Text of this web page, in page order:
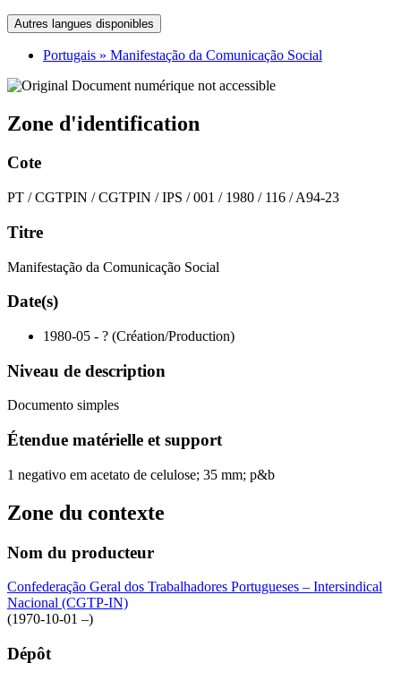
Autres langues disponibles
Portugais » Manifestação da Comunicação Social
Zone d'identification
Cote
PT / CGTPIN / CGTPIN / IPS / 001 / 1980 / 116 / A94-23
Titre
Manifestação da Comunicação Social
Date(s)
1980-05 - ? (Création/Production)
Niveau de description
Documento simples
Étendue matérielle et support
1 negativo em acetato de celulose; 35 mm; p&b
Zone du contexte
Nom du producteur
Confederação Geral dos Trabalhadores Portugueses – Intersindical
Nacional (CGTP-IN)
(1970-10-01 –)
Dépôt